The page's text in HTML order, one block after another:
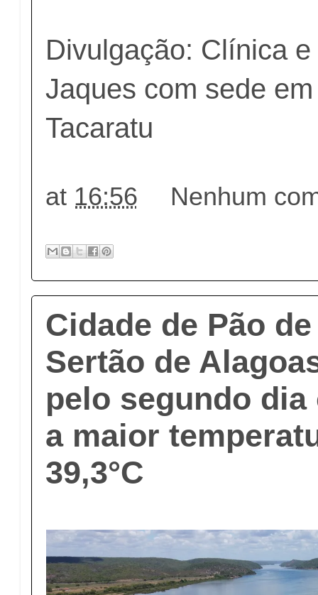
Divulgação: Clínica
Jaques com sede
Tacaratu
at 16:56 Nenhum
Cidade de Pão
Sertão de
pelo segundo
a maior
39,3°C